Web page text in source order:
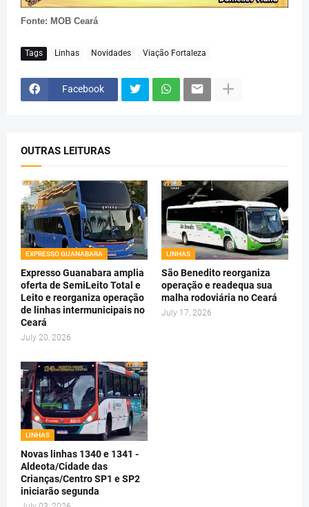
Fonte: MOB Ceará
Tags Linhas Novidades Viação Fortaleza
Facebook
OUTRAS LEITURAS
EXPRESSO GUANABARA
Expresso Guanabara amplia
oferta de SemiLeito Total e
Leito e reorganiza operação
de linhas intermunicipais no
Ceará
July 20, 2026
LINHAS
São Benedito reorganiza
operação e readequa sua
malha rodoviária no Ceará
July 17, 2026
LINHAS
Novas linhas 1340 e 1341 -
Aldeota/Cidade das
Crianças/Centro SP1 e SP2
iniciarão segunda